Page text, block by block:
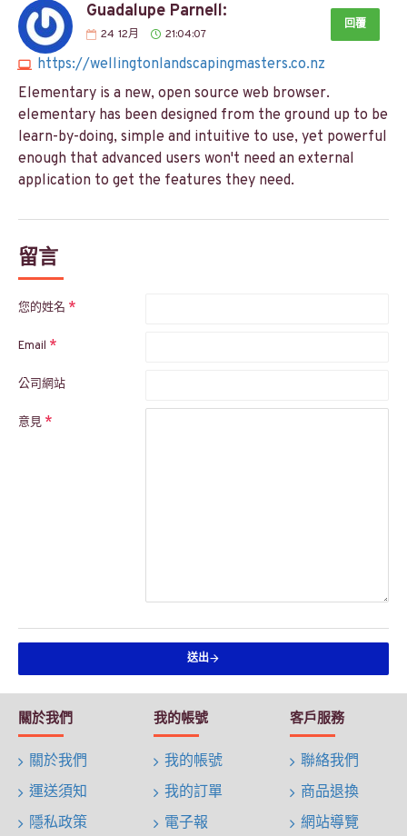
Guadalupe Parnell:
24 12月 21:04:07
https://wellingtonlandscapingmasters.co.nz
回覆
Elementary is a new, open source web browser.
elementary has been designed from the ground up to be
learn-by-doing, simple and intuitive to use, yet powerful
enough that advanced users won't need an external
application to get the features they need.
留言
您的姓名
Email
公司網站
意見
送出
關於我們
關於我們
運送須知
隱私政策
我的帳號
我的帳號
我的訂單
電子報
客戶服務
聯絡我們
商品退換
網站導覽